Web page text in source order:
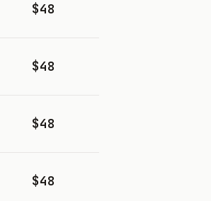
$48
$48
$48
$48